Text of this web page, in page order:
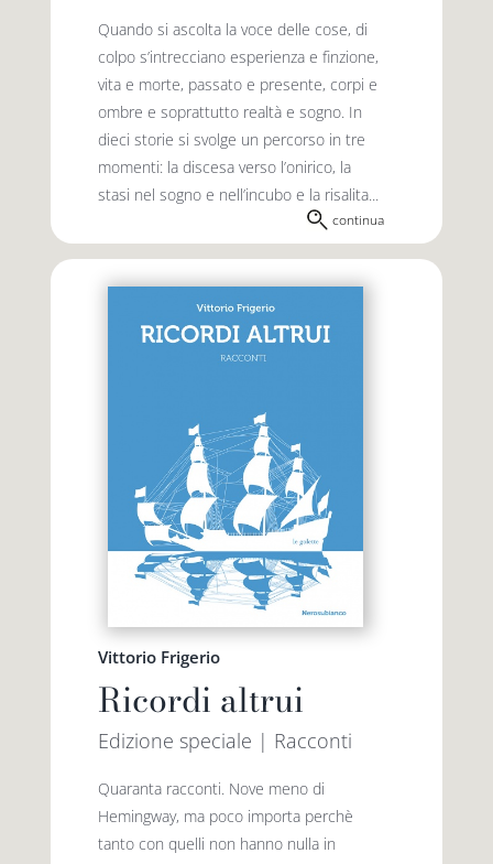
Quando si ascolta la voce delle cose, di
colpo s’intrecciano esperienza e finzione,
vita e morte, passato e presente, corpi e
ombre e soprattutto realtà e sogno. In
dieci storie si svolge un percorso in tre
momenti: la discesa verso l’onirico, la
stasi nel sogno e nell’incubo e la risalita...
continua
Vittorio Frigerio
Ricordi altrui
Edizione speciale | Racconti
Quaranta racconti. Nove meno di
Hemingway, ma poco importa perchè
tanto con quelli non hanno nulla in